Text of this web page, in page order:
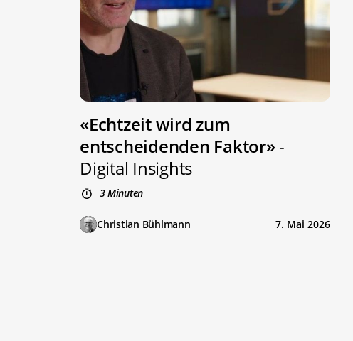
«Echtzeit wird zum
entscheidenden Faktor»-
Digital Insights
3 Minuten
Christian Bühlmann 7. Mai 2026